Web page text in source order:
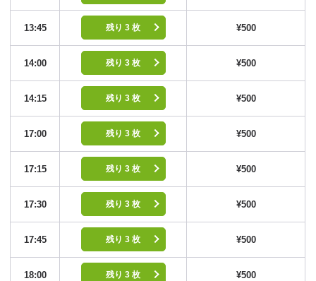
13:45 残り 3 枚 ¥500
14:00 残り 3 枚 ¥500
14:15 残り 3 枚 ¥500
17:00 残り 3 枚 ¥500
17:15 残り 3 枚 ¥500
17:30 残り 3 枚 ¥500
17:45 残り 3 枚 ¥500
18:00 残り 3 枚 ¥500